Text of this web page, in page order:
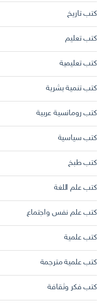
كتب تاريخ
كتب تعليم
كتب تعليمية
كتب تنمية بشرية
كتب رومانسية عربية
كتب سياسية
كتب طبخ
كتب علم اللغة
كتب علم نفس واجتماع
كتب علمية
كتب علمية مترجمة
كتب فكر وثقافة